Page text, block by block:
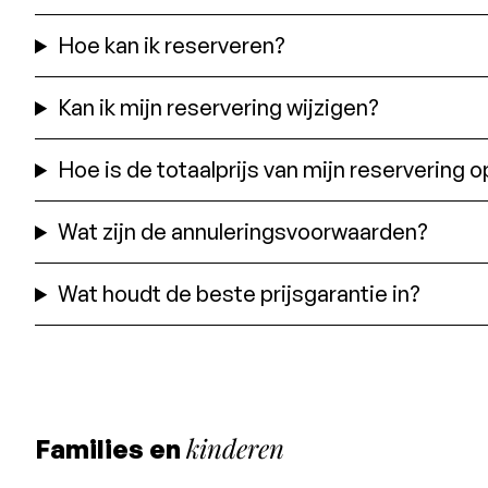
Hoe kan ik reserveren?
Kan ik mijn reservering wijzigen?
Hoe is de totaalprijs van mijn reservering
Wat zijn de annuleringsvoorwaarden?
Wat houdt de beste prijsgarantie in?
Families en kinderen